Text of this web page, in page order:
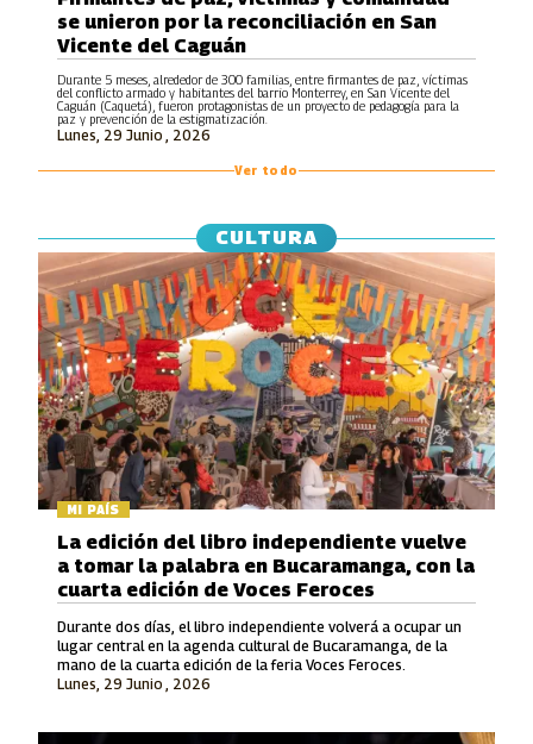
Lunes, 29 Junio , 2026
se unieron por la reconciliación en San
Vicente del Caguán
Durante 5 meses, alrededor de 300 familias, entre firmantes de paz, víctimas
del conflicto armado y habitantes del barrio Monterrey, en San Vicente del
Caguán (Caquetá), fueron protagonistas de un proyecto de pedagogía para la
paz y prevención de la estigmatización.
Ver todo
CULTURA
MI PAÍS
Durante dos días, el libro independiente volverá a ocupar un
lugar central en la agenda cultural de Bucaramanga, de la
mano de la cuarta edición de la feria Voces Feroces.
Lunes, 29 Junio , 2026
La edición del libro independiente vuelve
a tomar la palabra en Bucaramanga, con la
cuarta edición de Voces Feroces